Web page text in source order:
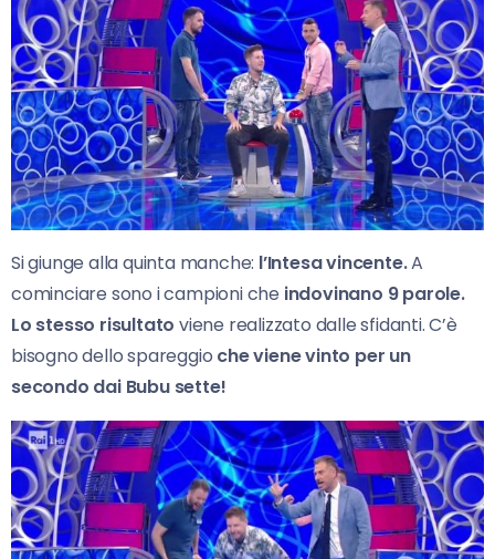
Si giunge alla quinta manche: l’Intesa vincente.A
cominciare sono i campioni che indovinano 9 parole.
Lo stesso risultato viene realizzato dalle sfidanti. C’è
bisogno dello spareggio che viene vinto per un
secondo dai Bubu sette!